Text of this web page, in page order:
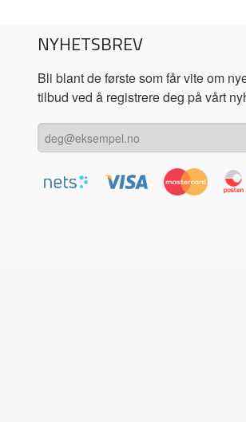
NYHETSBREV
Bli blant de første som får vite om
tilbud ved å registrere deg på vårt